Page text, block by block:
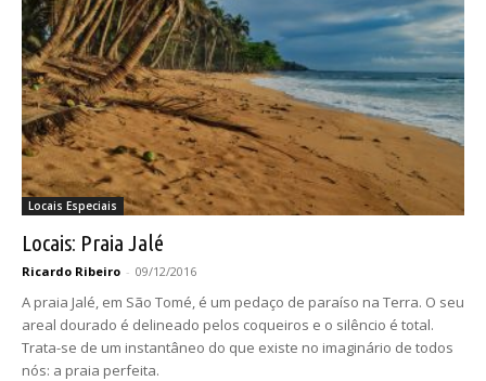
Locais Especiais
Locais: Praia Jalé
Ricardo Ribeiro - 09/12/2016
A praia Jalé, em São Tomé, é um pedaço de paraíso na Terra. O seu
areal dourado é delineado pelos coqueiros e o silêncio é total.
Trata-se de um instantâneo do que existe no imaginário de todos
nós: a praia perfeita.